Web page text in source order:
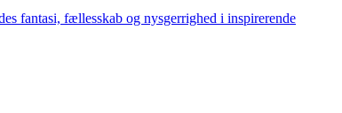
fantasi, fællesskab og nysgerrighed i inspirerende